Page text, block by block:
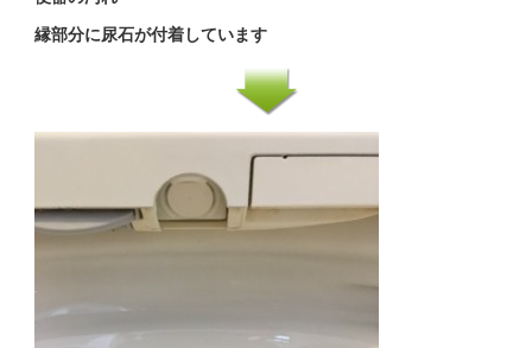
縁部分に尿石が付着しています